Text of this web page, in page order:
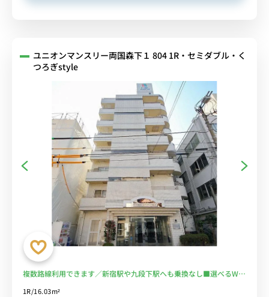
ユニオンマンスリー両国森下１ 804 1R・セミダブル・く
つろぎstyle
複数路線利用できます／新宿駅や九段下駅へも乗換なし■選べるWi-
1R/16.03m²